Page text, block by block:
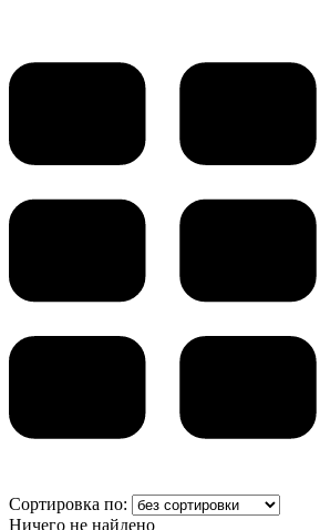
Сортировка по:
Ничего не найдено